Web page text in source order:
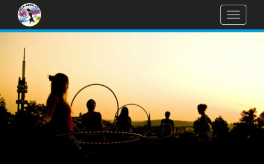
Přeskočit
obsah
navigaci